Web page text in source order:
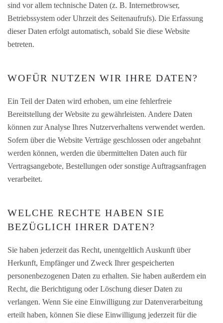
sind vor allem technische Daten (z. B. Internetbrowser,
Betriebssystem oder Uhrzeit des Seitenaufrufs). Die Erfassung
dieser Daten erfolgt automatisch, sobald Sie diese Website
betreten.
WOFÜR NUTZEN WIR IHRE DATEN?
Ein Teil der Daten wird erhoben, um eine fehlerfreie
Bereitstellung der Website zu gewährleisten. Andere Daten
können zur Analyse Ihres Nutzerverhaltens verwendet werden.
Sofern über die Website Verträge geschlossen oder angebahnt
werden können, werden die übermittelten Daten auch für
Vertragsangebote, Bestellungen oder sonstige Auftragsanfragen
verarbeitet.
WELCHE RECHTE HABEN SIE
BEZÜGLICH IHRER DATEN?
Sie haben jederzeit das Recht, unentgeltlich Auskunft über
Herkunft, Empfänger und Zweck Ihrer gespeicherten
personenbezogenen Daten zu erhalten. Sie haben außerdem ein
Recht, die Berichtigung oder Löschung dieser Daten zu
verlangen. Wenn Sie eine Einwilligung zur Datenverarbeitung
erteilt haben, können Sie diese Einwilligung jederzeit für die